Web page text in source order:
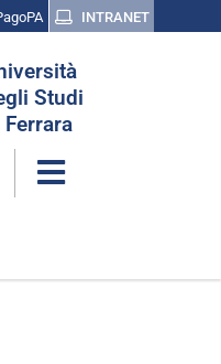
INTRANET
Studi